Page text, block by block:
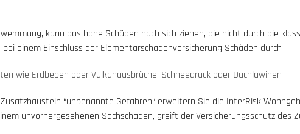
kann das hohe Schäden nach sich ziehen, die nicht durch die
einem Einschluss der Elementarschadenversicherung Schäden durch
wie Erdbeben oder Vulkanausbrüche, Schneedruck oder Dachlawinen
“unbenannte Gefahren“ erweitern Sie die InterRisk
unvorhergesehenen Sachschaden, greift der Versicherungsschutz des